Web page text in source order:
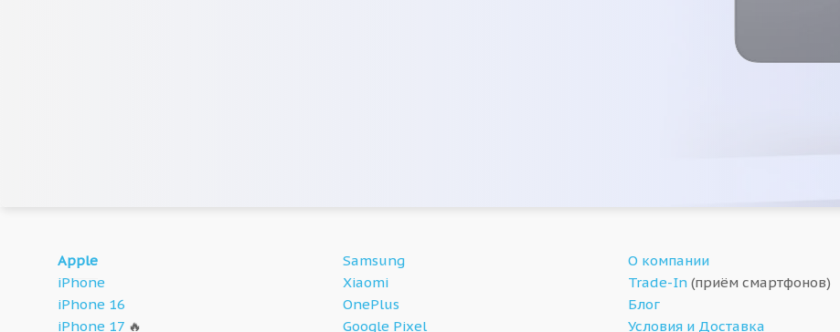
Apple
iPhone
iPhone 16
iPhone 17 🔥
Samsung
Xiaomi
OnePlus
Google Pixel
О компании
Trade-In (приём смартфонов)
Блог
Условия и Доставка